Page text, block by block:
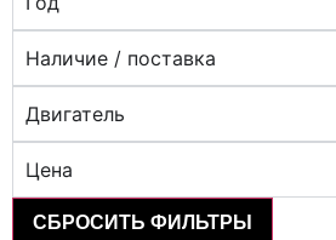
Наличие / поставка
Двигатель
Цена
СБРОСИТЬ ФИЛЬТРЫ